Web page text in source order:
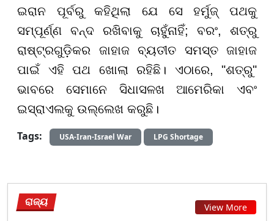
ଇରାନ ପୂର୍ବରୁ କହିଥିଲା ଯେ ସେ ହର୍ମୁଜ୍ ପଥକୁ
ସମ୍ପୂର୍ଣ୍ଣ ବନ୍ଦ ରଖିବାକୁ ଚାହୁଁନାହିଁ; ବରଂ, ଶତ୍ରୁ
ରାଷ୍ଟ୍ରଗୁଡ଼ିକର ଜାହାଜ ବ୍ୟତୀତ ସମସ୍ତ ଜାହାଜ
ପାଇଁ ଏହି ପଥ ଖୋଲା ରହିଛି। ଏଠାରେ, "ଶତ୍ରୁ"
ଭାବରେ ସେମାନେ ସିଧାସଳଖ ଆମେରିକା ଏବଂ
ଇସ୍ରାଏଲକୁ ଉଲ୍ଲେଖ କରୁଛି।
Tags:
USA-Iran-Israel War LPG Shortage
ରାଜ୍ୟ View More